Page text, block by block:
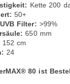
Kette 200
50+
Filter: >99%
650 mm
152 cm
24
80 ist